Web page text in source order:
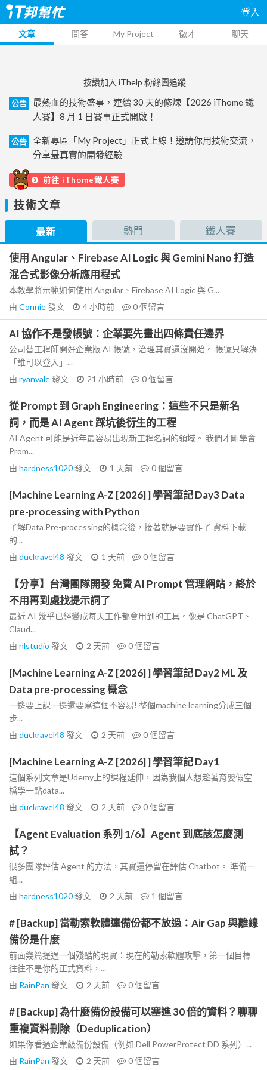
登入
文章 問答 My Project 徵才 聊天
按讚加入 iThelp 粉絲團追蹤
公告
最熱血的技術盛事，連續 30 天的修煉【2026 iThome 鐵
人賽】8 月 1 日賽事正式開啟！
公告
全新專區「My Project」正式上線！邀請你用技術交流，
分享最真實的開發經驗
前往 iThome鐵人賽
技術文章
最新 熱門 鐵人賽
使用 Angular、Firebase AI Logic 與 Gemini Nano 打造
混合式影像分析應用程式
本教學將示範如何使用 Angular、Firebase AI Logic 與 G...
由 Connie發文 4 小時前 0個留言
AI 協作不是發帳號：企業要先畫出四條責任邊界
公司替工程師開好企業版 AI 帳號，治理其實還沒開始。 帳號只解決
「誰可以登入」...
由 ryanvale發文 21 小時前 0個留言
從 Prompt 到 Graph Engineering：這些不只是新名
詞，而是 AI Agent 踩坑後衍生的工程
AI Agent 可能是近年最容易出現新工程名詞的領域。 我們才剛學會
Prom...
由 hardness1020發文 1 天前 0個留言
[Machine Learning A-Z [2026] ] 學習筆記 Day3 Data
pre-processing with Python
了解Data Pre-processing的概念後，接著就是要實作了 資料下載
的...
由 duckravel48 發文 1 天前 0個留言
【分享】台灣團隊開發 免費 AI Prompt 管理網站，終於
不用再到處找提示詞了
最近 AI 幾乎已經變成每天工作都會用到的工具。像是 ChatGPT、
Claud...
由 nlstudio 發文 2 天前 0個留言
[Machine Learning A-Z [2026] ] 學習筆記 Day2 ML 及
Data pre-processing 概念
一邊要上課一邊還要寫這個不容易! 整個machine learning分成三個
步...
由 duckravel48 發文 2 天前 0個留言
[Machine Learning A-Z [2026] ] 學習筆記 Day1
這個系列文章是Udemy上的課程延伸，因為我個人想趁著育嬰假空
檔學一點data...
由 duckravel48 發文 2 天前 0個留言
【Agent Evaluation 系列 1/6】Agent 到底該怎麼測
試？
很多團隊評估 Agent 的方法，其實還停留在評估 Chatbot。 準備一
組...
由 hardness1020發文 2 天前 1 個留言
# [Backup] 當勒索軟體連備份都不放過：Air Gap 與離線
備份是什麼
前面幾篇提過一個殘酷的現實：現在的勒索軟體攻擊，第一個目標
往往不是你的正式資料，...
由 RainPan 發文 2 天前 0個留言
# [Backup] 為什麼備份設備可以塞進 30 倍的資料？聊聊
重複資料刪除（Deduplication）
如果你看過企業級備份設備（例如 Dell PowerProtect DD 系列）...
由 RainPan 發文 2 天前 0個留言